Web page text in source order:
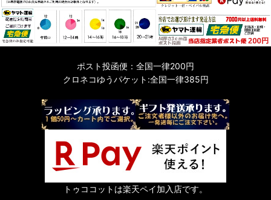
ポスト投函便：全国一律200円
クロネコゆうパケット:全国一律385円
トゥココットは楽天ペイ加入店です。